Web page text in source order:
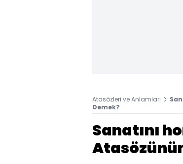
Atasözleri ve Anlamlari
Demek?
Sanatını